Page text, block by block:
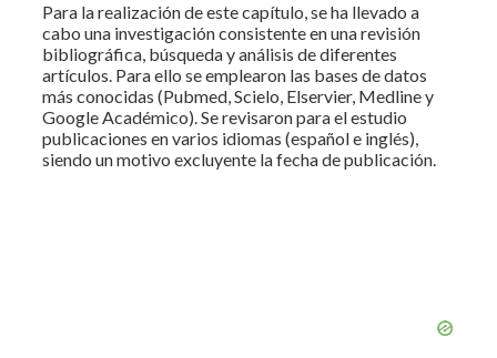
Para la realización de este capítulo, se ha llevado a
cabo una investigación consistente en una revisión
bibliográfica, búsqueda y análisis de diferentes
artículos. Para ello se emplearon las bases de datos
más conocidas (Pubmed, Scielo, Elservier, Medline y
Google Académico). Se revisaron para el estudio
publicaciones en varios idiomas (español e inglés),
siendo un motivo excluyente la fecha de publicación.